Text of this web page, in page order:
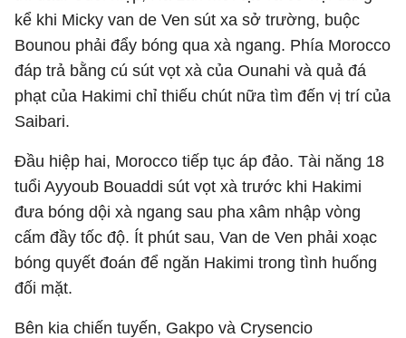
kể khi Micky van de Ven sút xa sở trường, buộc
Bounou phải đẩy bóng qua xà ngang. Phía Morocco
đáp trả bằng cú sút vọt xà của Ounahi và quả đá
phạt của Hakimi chỉ thiếu chút nữa tìm đến vị trí của
Saibari.
Đầu hiệp hai, Morocco tiếp tục áp đảo. Tài năng 18
tuổi Ayyoub Bouaddi sút vọt xà trước khi Hakimi
đưa bóng dội xà ngang sau pha xâm nhập vòng
cấm đầy tốc độ. Ít phút sau, Van de Ven phải xoạc
bóng quyết đoán để ngăn Hakimi trong tình huống
đối mặt.
Bên kia chiến tuyến, Gakpo và Crysencio